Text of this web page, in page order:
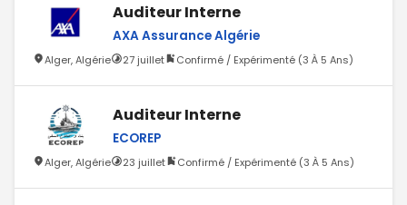
Auditeur Interne
AXA Assurance Algérie
Alger, Algérie 27 juillet Confirmé / Expérimenté (3 À 5 Ans)
Auditeur Interne
ECOREP
Alger, Algérie 23 juillet Confirmé / Expérimenté (3 À 5 Ans)